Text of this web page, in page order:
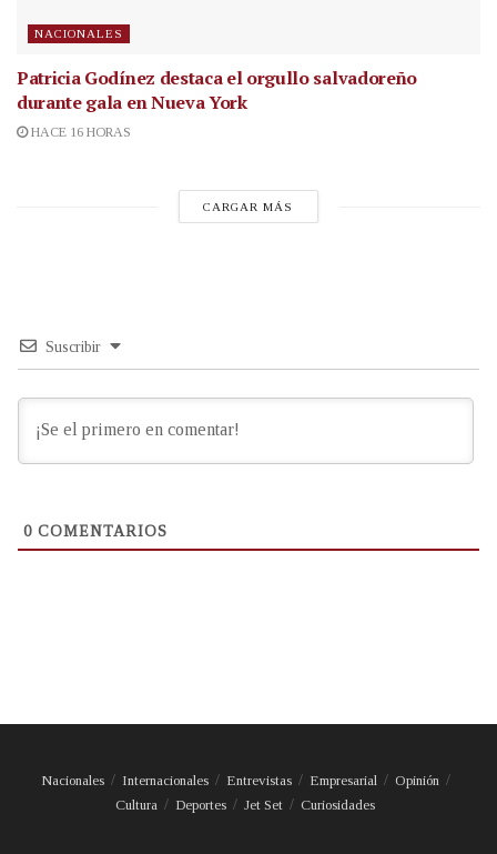
NACIONALES
Patricia Godínez destaca el orgullo salvadoreño
durante gala en Nueva York
HACE 16 HORAS
CARGAR MÁS
Suscribir
0 COMENTARIOS
Nacionales Internacionales Entrevistas Empresarial
Opinión
Cultura
Deportes Jet Set Curiosidades